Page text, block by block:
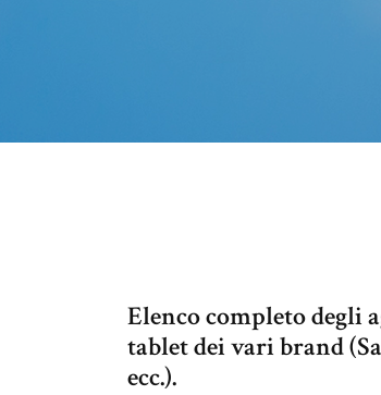
Elenco completo degli
tablet dei vari brand
ecc.).